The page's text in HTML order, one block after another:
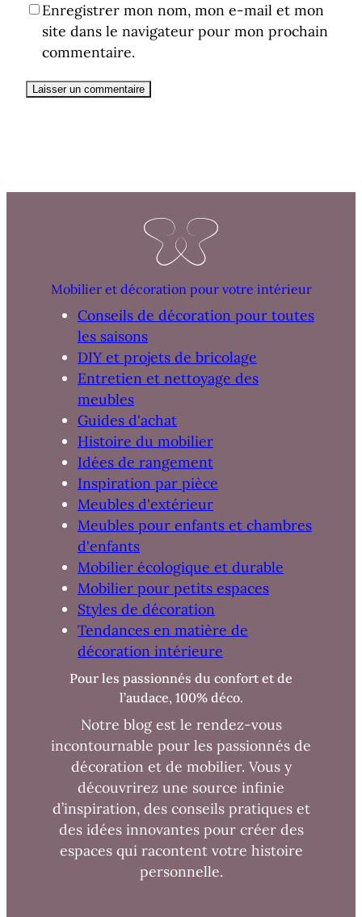
Enregistrer mon nom, mon e-mail et mon
site dans le navigateur pour mon prochain
commentaire.
Mobilier et décoration pour votre intérieur
Conseils de décoration pour toutes
les saisons
DIY et projets de bricolage
Entretien et nettoyage des
meubles
Guides d'achat
Histoire du mobilier
Idées de rangement
Inspiration par pièce
Meubles d'extérieur
Meubles pour enfants et chambres
d'enfants
Mobilier écologique et durable
Mobilier pour petits espaces
Styles de décoration
Tendances en matière de
décoration intérieure
Pour les passionnés du confort et de
l’audace, 100% déco.
Notre blog est le rendez-vous
incontournable pour les passionnés de
décoration et de mobilier. Vous y
découvrirez une source infinie
d’inspiration, des conseils pratiques et
des idées innovantes pour créer des
espaces qui racontent votre histoire
personnelle.